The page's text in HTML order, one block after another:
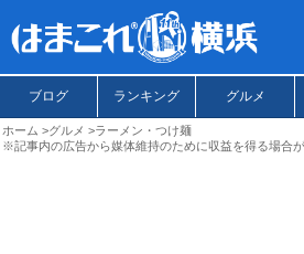
ブログ ランキング グルメ
ホーム グルメ
ラーメン・つけ麺
※記事内の広告から媒体維持のために収益を得る場合